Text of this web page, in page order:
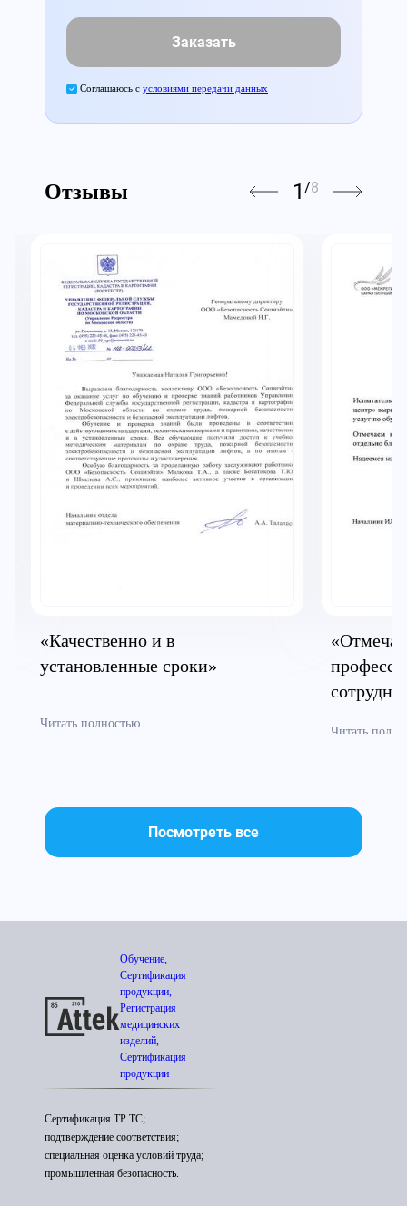
Заказать
Соглашаюсь с условиями передачи данных
Отзывы 1 /8
«Качественно и в
установленные сроки»
Читать полностью
Читать
Посмотреть все
Обучение,
Сертификация
продукции,
Регистрация
медицинских
изделий,
Сертификация
продукции
Сертификация ТР ТС;
подтверждение соответствия;
специальная оценка условий труда;
промышленная безопасность.